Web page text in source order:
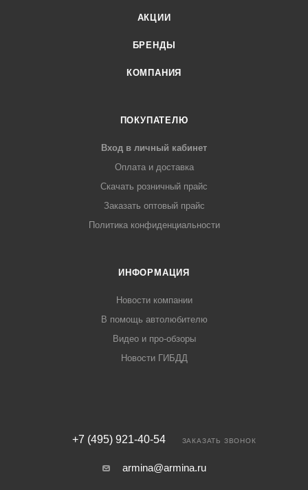
АКЦИИ
БРЕНДЫ
КОМПАНИЯ
ПОКУПАТЕЛЮ
Вход в личный кабинет
Оплата и доставка
Скачать розничный прайс
Заказать оптовый прайс
Политика конфиденциальности
ИНФОРМАЦИЯ
Новости компании
В помощь автолюбителю
Видео и про-обзоры
Новости ГИБДД
+7 (495) 921-40-54 ЗАКАЗАТЬ ЗВОНОК
armina@armina.ru